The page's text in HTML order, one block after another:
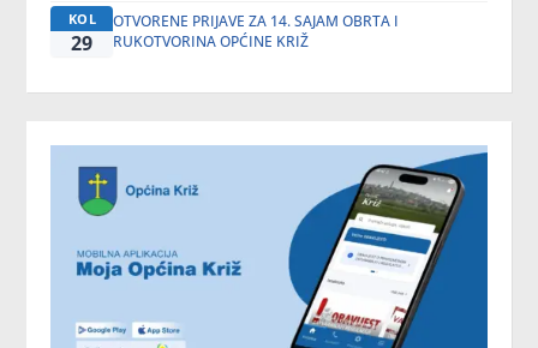
KOL
29
OTVORENE PRIJAVE ZA 14. SAJAM OBRTA I
RUKOTVORINA OPĆINE KRIŽ